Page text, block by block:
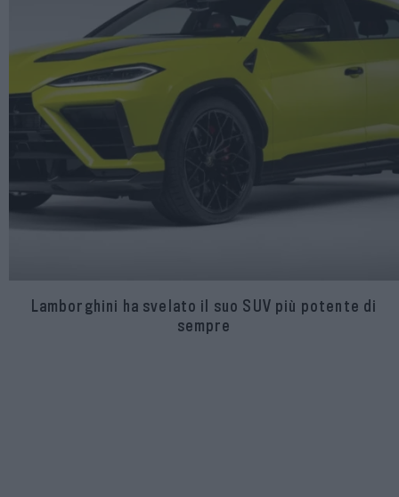
Lamborghini ha svelato il suo SUV più potente di
sempre